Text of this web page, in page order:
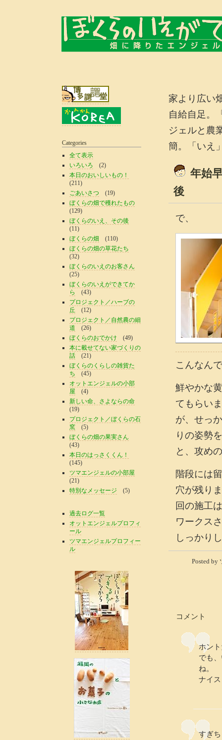
家より広い
自給自足。
ジェルと農
簡。「いえ
年始
後
で、
こんなん
鮮やかな
てもらい
が、せっ
りの姿勢
と、攻め
階段には
穴が残り
回の施工
ワークス
しっかり
Posted by
コメント
ホン
でも
ね。
ナイ
すぎ
Categories
全て表示
いろいろ (2)
本日のおいしいもの！
(211)
ごあいさつ (19)
ぼくらの畑で穫れたもの
(129)
ぼくらのいえ、その後
(11)
ぼくらの畑
(110)
ぼくらの畑の草花たち
(32)
ぼくらのいえのお客さん
(25)
ぼくらのいえができてか
ら
(43)
プロジェクト／ハーブの
丘 (12)
プロジェクト／自然農の細
道 (26)
ぼくらのおでかけ (49)
本に載せてない家づくりの
話 (21)
ぼくらのくらしの雑貨た
ち (45)
オットエンジェルの小部
屋 (4)
新しい命、さよならの命
(19)
プロジェクト／ぼくらの石
窯 (5)
ぼくらの畑の果実さん
(43)
本日のはっさくくん！
(145)
ツマエンジェルの小部屋
(21)
特別なメッセージ (5)
過去ログ一覧
オットエンジェルプロフィ
ール
ツマエンジェルプロフィー
ル